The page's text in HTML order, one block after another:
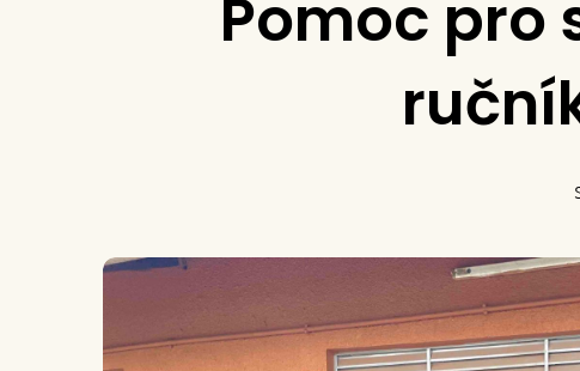
Pomoc pro